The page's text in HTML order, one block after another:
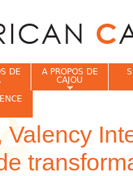
Valency
DE
A PROPOS DE
CAJOU